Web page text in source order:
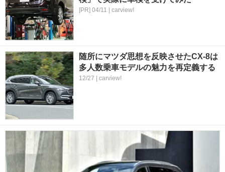
[PR] 04/11 | carview!
随所にマツダ思想を反映させたCX-8は
多人数乗車モデルの魅力を再定義する
12/27 | carview!